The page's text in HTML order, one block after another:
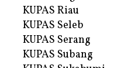
KUPAS Riau
KUPAS Seleb
KUPAS Serang
KUPAS Subang